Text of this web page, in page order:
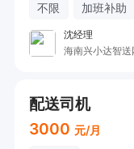
不限 加班补助
沈经理
配送司机
3000 元/月